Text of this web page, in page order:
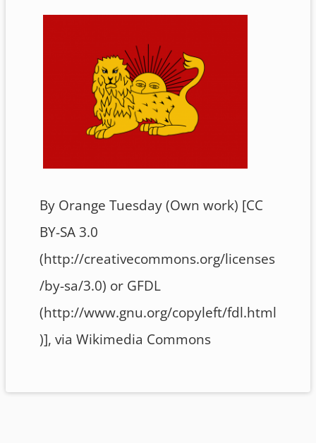
By Orange Tuesday (Own work) [CC
BY-SA 3.0
(http://creativecommons.org/licenses
/by-sa/3.0) or GFDL
(http://www.gnu.org/copyleft/fdl.html
)], via Wikimedia Commons